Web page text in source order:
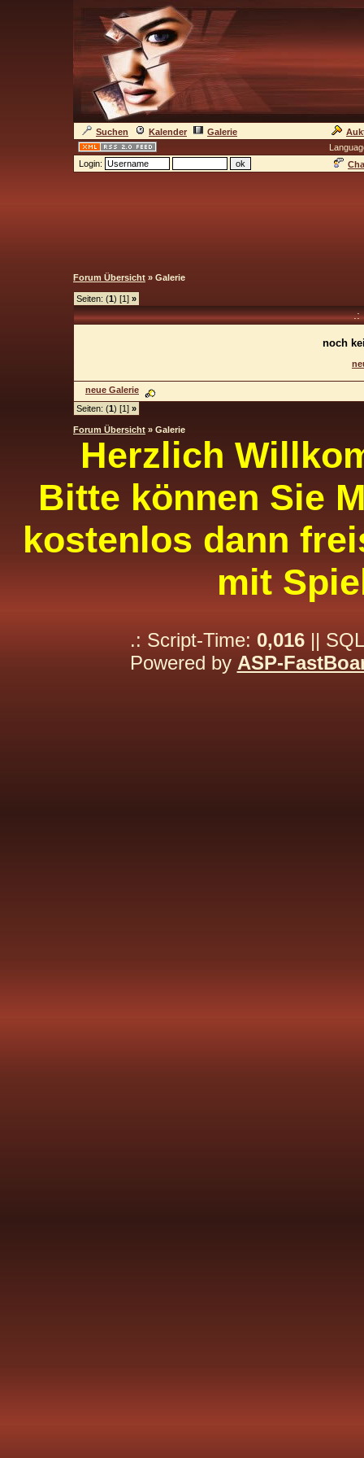
Suchen Kalender Galerie
Login:
Forum Übersicht » Galerie
Seiten: (1) [1] »
.:
noch
neue Galerie
Seiten: (1) [1] »
Forum Übersicht » Galerie
Herzlich
Bitte können Sie
kostenlos dann
mit
.: Script-Time: 0,016||
Powered by ASP-